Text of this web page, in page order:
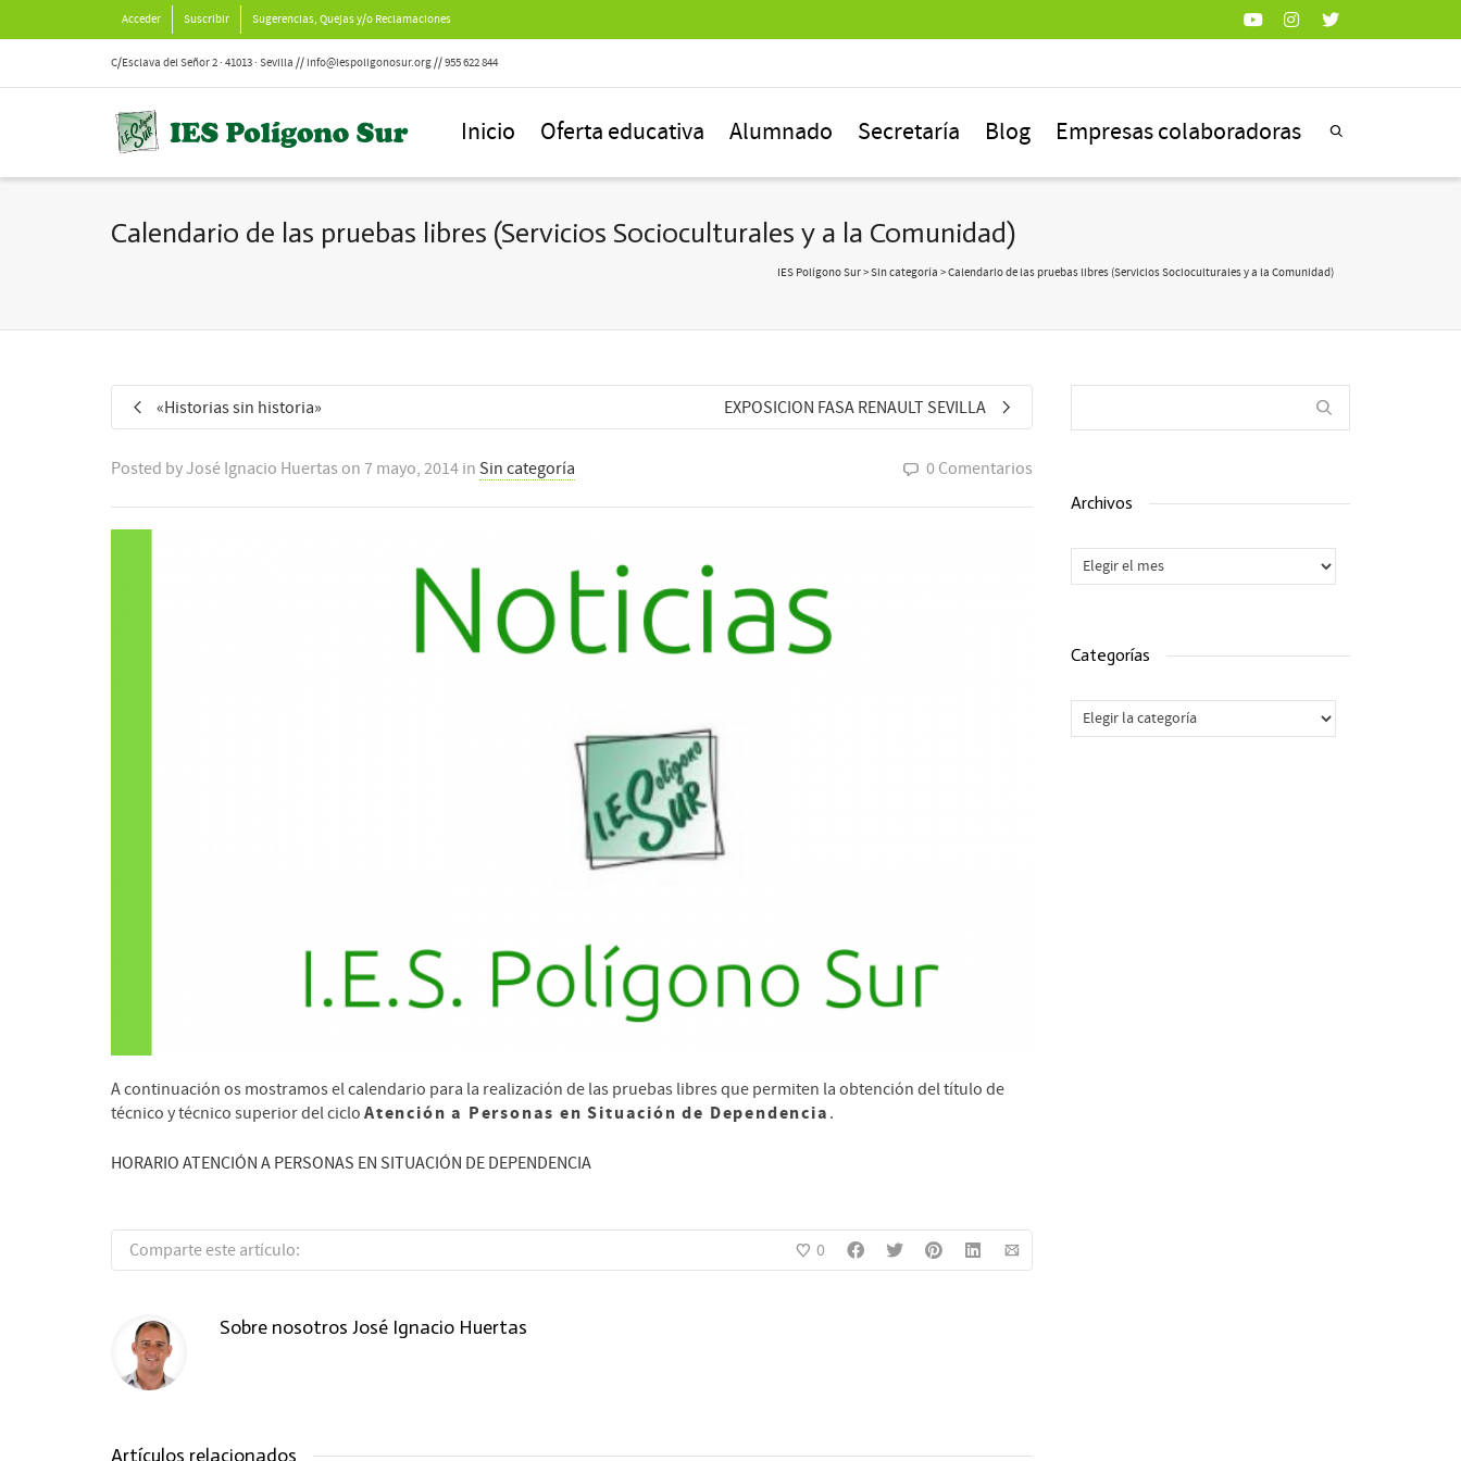
Acceder Suscribir Sugerencias, Quejas y/o Reclamaciones
C/Esclava del Señor 2 · 41013 · Sevilla // info@iespoligonosur.org // 955 622 844
Inicio Oferta educativa Alumnado Secretaría Blog Empresas colaboradoras
Calendario de las pruebas libres (Servicios Socioculturales y a la Comunidad)
IES Polígono Sur>Sin categoría > Calendario de las pruebas libres (Servicios Socioculturales y a la Comunidad)
«Historias sin historia» EXPOSICION FASA RENAULT SEVILLA
Posted byJosé Ignacio Huertas on 7 mayo, 2014 in Sin categoría 0 Comentarios
A continuación os mostramos el calendario para la realización de las pruebas libres que permiten la obtención del título de
técnico y técnico superior del ciclo Atención a Personas en Situación de Dependencia .
HORARIO ATENCIÓN A PERSONAS EN SITUACIÓN DE DEPENDENCIA
Comparte este artículo: 0
Sobre nosotros José Ignacio Huertas
Artículos relacionados
Archivos
Archivos
Categorías
Categorías